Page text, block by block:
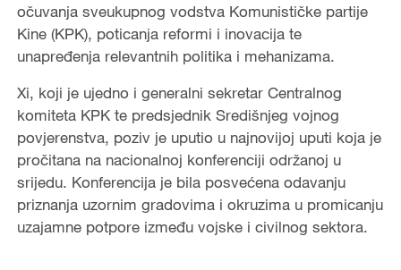
očuvanja sveukupnog vodstva Komunističke partije
Kine (KPK), poticanja reformi i inovacija te
unapređenja relevantnih politika i mehanizama.
Xi, koji je ujedno i generalni sekretar Centralnog
komiteta KPK te predsjednik Središnjeg vojnog
povjerenstva, poziv je uputio u najnovijoj uputi koja je
pročitana na nacionalnoj konferenciji održanoj u
srijedu. Konferencija je bila posvećena odavanju
priznanja uzornim gradovima i okruzima u promicanju
uzajamne potpore između vojske i civilnog sektora.